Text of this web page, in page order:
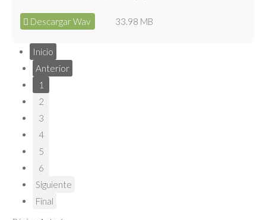
Descargar Wav 33.98 MB
Inicio
Anterior
1
2
3
4
5
6
Siguiente
Final